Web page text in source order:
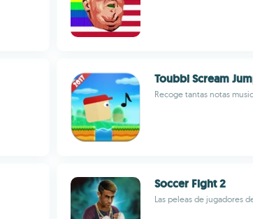
Toubbi Scream
Recoge tantas notas
Soccer Fight 2
Las peleas de jugadores